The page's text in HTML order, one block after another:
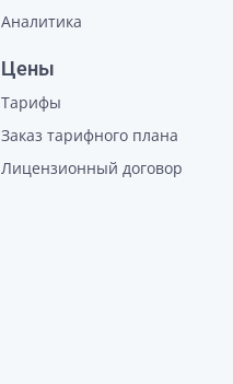
Аналитика
Цены
Тарифы
Заказ тарифного плана
Лицензионный договор